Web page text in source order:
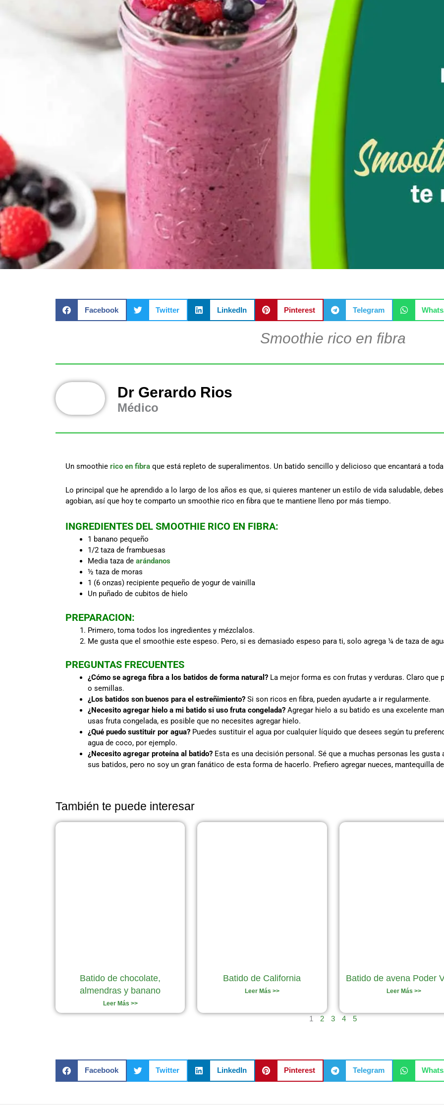
Facebook Twitter LinkedIn Pinterest Telegram
Smoothie rico en fibra
Dr Gerardo Rios
Médico
Un smoothie rico en fibra que está repleto de superalimentos. Un batido sencillo y delicioso que encantará a
Lo principal que he aprendido a lo largo de los años es que, si quieres mantener un estilo de vida saludable,
agobian, así que hoy te comparto un smoothie rico en fibra que te mantiene lleno por más tiempo.
INGREDIENTES DEL SMOOTHIE RICO EN FIBRA:
1 banano pequeño
1/2 taza de frambuesas
Media taza de arándanos
½ taza de moras
1 (6 onzas) recipiente pequeño de yogur de vainilla
Un puñado de cubitos de hielo
PREPARACION:
Primero, toma todos los ingredientes y mézclalos.
Me gusta que el smoothie este espeso. Pero, si es demasiado espeso para ti, solo agrega ¼ de taza de
PREGUNTAS FRECUENTES
¿Cómo se agrega fibra a los batidos de forma natural? La mejor forma es con frutas y verduras. Claro que
o semillas.
¿Los batidos son buenos para el estreñimiento? Si son ricos en fibra, pueden ayudarte a ir regularmente.
¿Necesito agregar hielo a mi batido si uso fruta congelada? Agregar hielo a su batido es una excelente
usas fruta congelada, es posible que no necesites agregar hielo.
¿Qué puedo sustituir por agua? Puedes sustituir el agua por cualquier líquido que desees según tu
agua de coco, por ejemplo.
¿Necesito agregar proteína al batido? Esta es una decisión personal. Sé que a muchas personas les gusta
sus batidos, pero no soy un gran fanático de esta forma de hacerlo. Prefiero agregar nueces, mantequilla
También te puede interesar
Batido de chocolate,
almendras y banano
Leer Más >>
Batido de California
Leer Más >>
Batido de avena Poder
Leer Más >>
Página
1
Página
2
Página
3 4 5
Facebook Twitter LinkedIn Pinterest Telegram